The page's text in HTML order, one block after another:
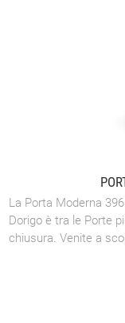
La Porta Moderna
Dorigo è tra le Porte
chiusura. Venite a